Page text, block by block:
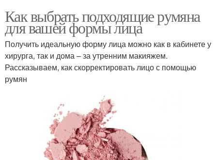
Как выбрать подходящие румяна
для вашей формы лица
Получить идеальную форму лица можно как в кабинете у
хирурга, так и дома – за утренним макияжем.
Рассказываем, как скорректировать лицо с помощью
румян